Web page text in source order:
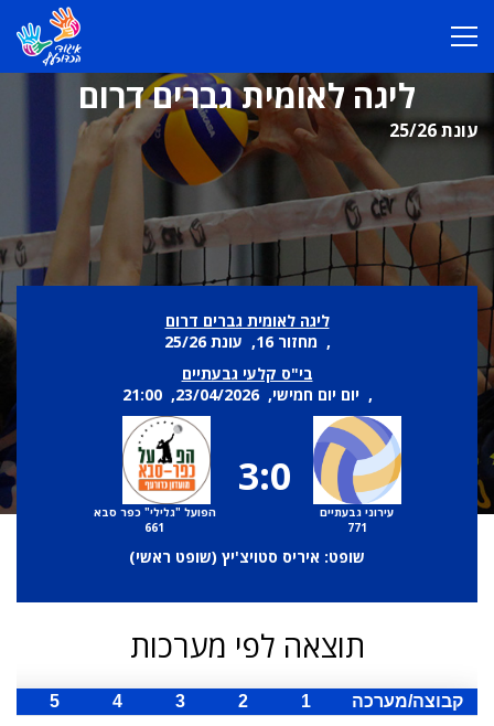
ליגה לאומית גברים דרום
עונת 25/26
ליגה לאומית גברים דרום
, מחזור 16, עונת 25/26
בי"ס קלעי גבעתיים
, יום יום חמישי, 23/04/2026, 21:00
עירוני גבעתיים
771
3:0
הפועל "גלילי" כפר סבא
661
שופט: איריס סטויצ'יץ (שופט ראשי)
תוצאה לפי מערכות
קבוצה/מערכה 1
2
3
4
5